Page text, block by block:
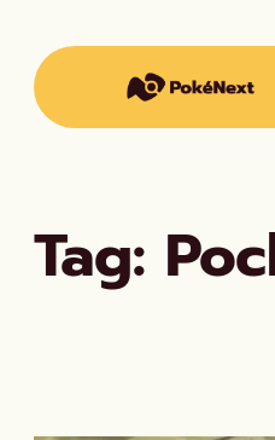
contenuto
Tag: